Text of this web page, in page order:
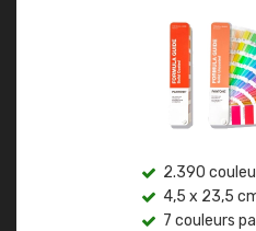
2.390
4,5 x 23,5
7 couleurs